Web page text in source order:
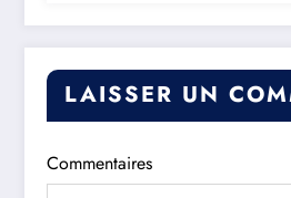
réalisé l’impensable »
LAISSER UN
Commentaires